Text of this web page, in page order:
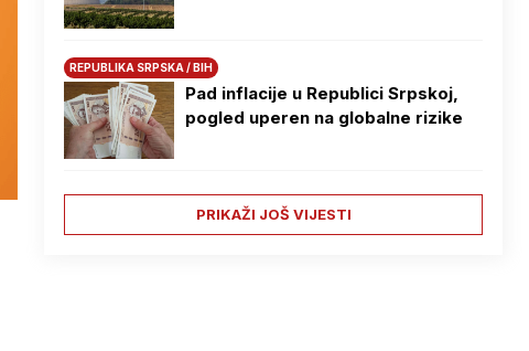
REPUBLIKA SRPSKA / BIH
Pad inflacije u Republici Srpskoj,
pogled uperen na globalne rizike
PRIKAŽI JOŠ VIJESTI